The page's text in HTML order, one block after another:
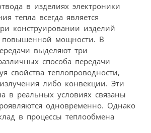
в изделиях электроники
тепла всегда является
конструировании изделий
повышенной мощности. В
выделяют три
способа передачи
свойства теплопроводности,
либо конвекции. Эти
в реальных условиях связаны
одновременно. Однако
в процессы теплообмена